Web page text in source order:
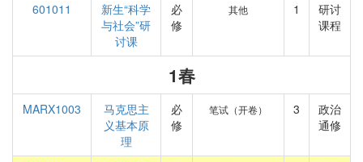
601011
新生“科学
与社会”研
讨课
必
修
其他 1
研讨
课程
1春
MARX1003
马克思主
义基本原
理
必
修
笔试（开卷） 3
政治
通修